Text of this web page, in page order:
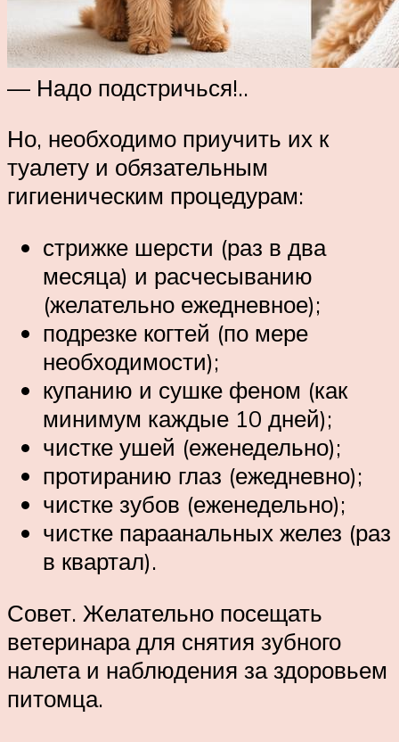
— Надо подстричься!..
Но, необходимо приучить их к
туалету и обязательным
гигиеническим процедурам:
стрижке шерсти (раз в два
месяца) и расчесыванию
(желательно ежедневное);
подрезке когтей (по мере
необходимости);
купанию и сушке феном (как
минимум каждые 10 дней);
чистке ушей (еженедельно);
протиранию глаз (ежедневно);
чистке зубов (еженедельно);
чистке параанальных желез (раз
в квартал).
Совет. Желательно посещать
ветеринара для снятия зубного
налета и наблюдения за здоровьем
питомца.